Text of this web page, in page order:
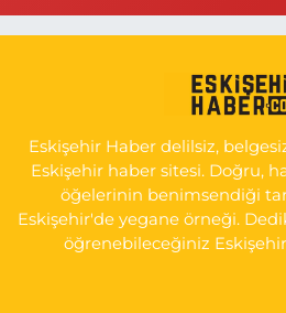
YAN SOKAĞI POLİKLİNİK KAPISI TAM
Yol Tarifi Al
Eskişehir Haber delilsiz,
Eskişehir haber sitesi. Doğru,
öğelerinin benimsendiği
Eskişehir'de yegane örneği.
öğrenebileceğiniz